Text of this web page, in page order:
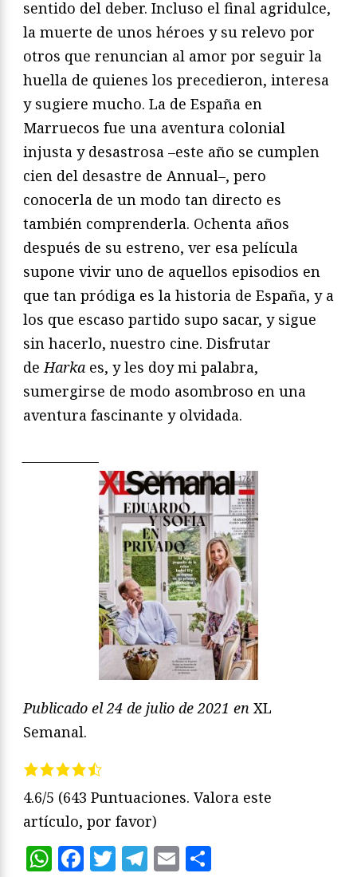
sentido del deber. Incluso el final agridulce,
la muerte de unos héroes y su relevo por
otros que renuncian al amor por seguir la
huella de quienes los precedieron, interesa
y sugiere mucho. La de España en
Marruecos fue una aventura colonial
injusta y desastrosa –este año se cumplen
cien del desastre de Annual–, pero
conocerla de un modo tan directo es
también comprenderla. Ochenta años
después de su estreno, ver esa película
supone vivir uno de aquellos episodios en
que tan pródiga es la historia de España, y a
los que escaso partido supo sacar, y sigue
sin hacerlo, nuestro cine. Disfrutar
deHarka es, y les doy mi palabra,
sumergirse de modo asombroso en una
aventura fascinante y olvidada.
Publicado el 24 de julio de 2021 en XL
Semanal.
4.6/5 (643 Puntuaciones. Valora este
artículo, por favor)
WhatsApp
Facebook
Twitter
Telegram
Email